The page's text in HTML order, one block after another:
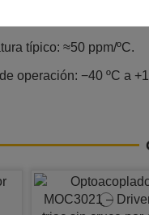
≈0,2 Ω (muy baja,
típico: ≈50 ppm/ºC.
operación: −40 ºC a